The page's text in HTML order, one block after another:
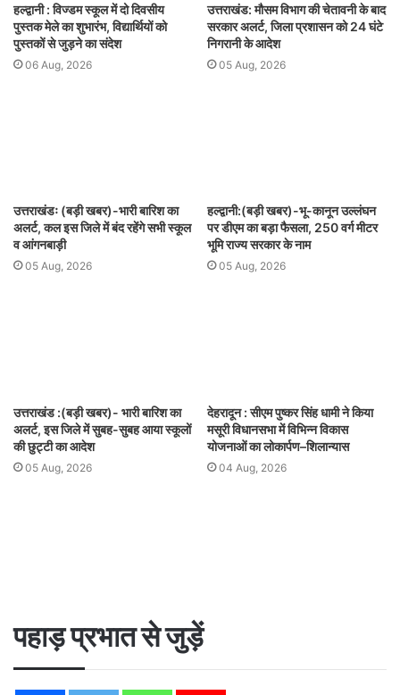
हल्द्वानी : विज्डम स्कूल में दो दिवसीय
पुस्तक मेले का शुभारंभ, विद्यार्थियों को
पुस्तकों से जुड़ने का संदेश
06 Aug, 2026
उत्तराखंड: मौसम विभाग की चेतावनी के बाद
सरकार अलर्ट, जिला प्रशासन को 24 घंटे
निगरानी के आदेश
05 Aug, 2026
उत्तराखंडः (बड़ी खबर)-भारी बारिश का
अलर्ट, कल इस जिले में बंद रहेंगे सभी स्कूल
व आंगनबाड़ी
05 Aug, 2026
हल्द्वानी:(बड़ी खबर)-भू-कानून उल्लंघन
पर डीएम का बड़ा फैसला, 250 वर्ग मीटर
भूमि राज्य सरकार के नाम
05 Aug, 2026
उत्तराखंड :(बड़ी खबर)- भारी बारिश का
अलर्ट, इस जिले में सुबह-सुबह आया स्कूलों
की छुट्टी का आदेश
05 Aug, 2026
देहरादून : सीएम पुष्कर सिंह धामी ने किया
मसूरी विधानसभा में विभिन्न विकास
योजनाओं का लोकार्पण–शिलान्यास
04 Aug, 2026
पहाड़ प्रभात से जुड़ें